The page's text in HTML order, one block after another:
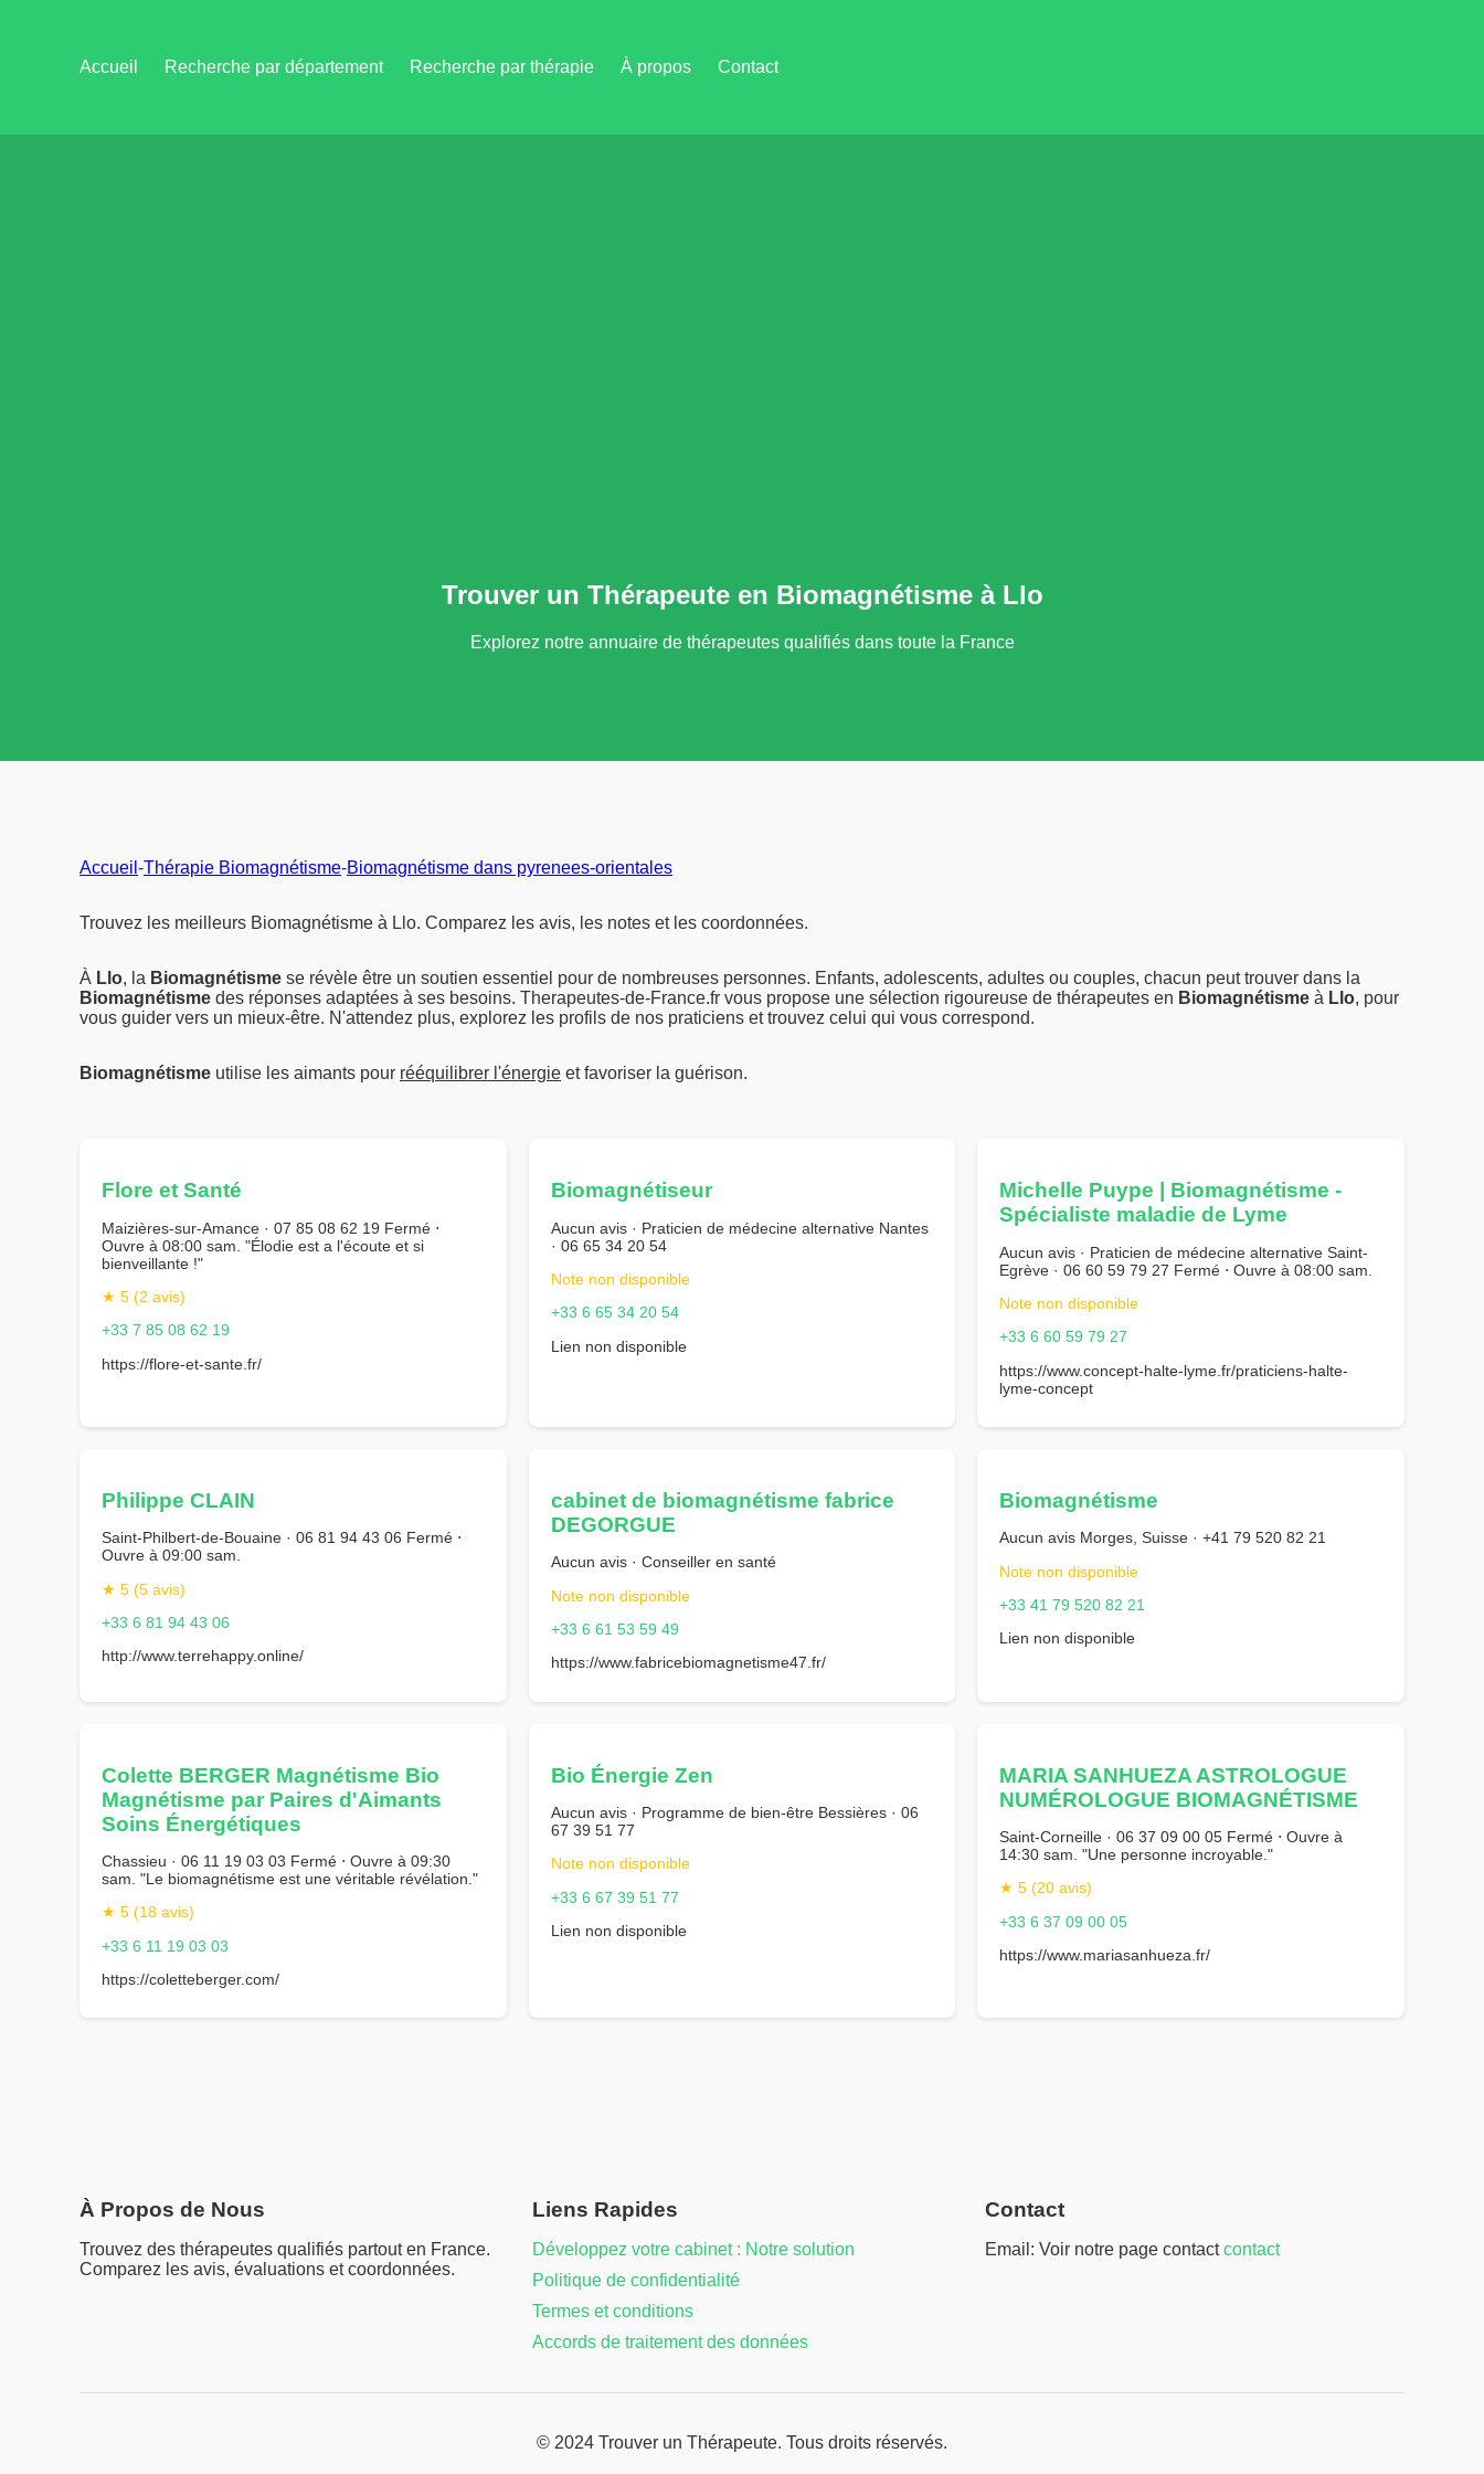
Accueil Recherche par département Recherche par thérapie À propos Contact
Trouver un Thérapeute en Biomagnétisme à Llo
Explorez notre annuaire de thérapeutes qualifiés dans toute la France
Accueil -Thérapie Biomagnétisme-Biomagnétisme dans pyrenees-orientales
Trouvez les meilleurs Biomagnétisme à Llo. Comparez les avis, les notes et les coordonnées.
À Llo, la Biomagnétisme se révèle être un soutien essentiel pour de nombreuses personnes. Enfants, adolescents, adultes ou couples, chacun peut trouver dans la
Biomagnétisme des réponses adaptées à ses besoins. Therapeutes-de-France.fr vous propose une sélection rigoureuse de thérapeutes en Biomagnétisme à Llo, pour
vous guider vers un mieux-être. N'attendez plus, explorez les profils de nos praticiens et trouvez celui qui vous correspond.
Biomagnétisme utilise les aimants pour rééquilibrer l'énergie et favoriser la guérison.
Flore et Santé
Maizières-sur-Amance · 07 85 08 62 19 Fermé ⋅
Ouvre à 08:00 sam. "Élodie est a l'écoute et si
bienveillante !"
★ 5 (2 avis)
+33 7 85 08 62 19
https://flore-et-sante.fr/
Biomagnétiseur
Aucun avis · Praticien de médecine alternative Nantes
· 06 65 34 20 54
Note non disponible
+33 6 65 34 20 54
Lien non disponible
Michelle Puype | Biomagnétisme -
Spécialiste maladie de Lyme
Aucun avis · Praticien de médecine alternative Saint-
Egrève · 06 60 59 79 27 Fermé ⋅ Ouvre à 08:00 sam.
Note non disponible
+33 6 60 59 79 27
https://www.concept-halte-lyme.fr/praticiens-halte-
lyme-concept
Philippe CLAIN
Saint-Philbert-de-Bouaine · 06 81 94 43 06 Fermé ⋅
Ouvre à 09:00 sam.
★ 5 (5 avis)
+33 6 81 94 43 06
http://www.terrehappy.online/
cabinet de biomagnétisme fabrice
DEGORGUE
Aucun avis · Conseiller en santé
Note non disponible
+33 6 61 53 59 49
https://www.fabricebiomagnetisme47.fr/
Biomagnétisme
Aucun avis Morges, Suisse · +41 79 520 82 21
Note non disponible
+33 41 79 520 82 21
Lien non disponible
Colette BERGER Magnétisme Bio
Magnétisme par Paires d'Aimants
Soins Énergétiques
Chassieu · 06 11 19 03 03 Fermé ⋅ Ouvre à 09:30
sam. "Le biomagnétisme est une véritable révélation."
★ 5 (18 avis)
+33 6 11 19 03 03
https://coletteberger.com/
Bio Énergie Zen
Aucun avis · Programme de bien-être Bessières · 06
67 39 51 77
Note non disponible
+33 6 67 39 51 77
Lien non disponible
MARIA SANHUEZA ASTROLOGUE
NUMÉROLOGUE BIOMAGNÉTISME
Saint-Corneille · 06 37 09 00 05 Fermé ⋅ Ouvre à
14:30 sam. "Une personne incroyable."
★ 5 (20 avis)
+33 6 37 09 00 05
https://www.mariasanhueza.fr/
À Propos de Nous
Trouvez des thérapeutes qualifiés partout en France.
Comparez les avis, évaluations et coordonnées.
Liens Rapides
Développez votre cabinet : Notre solution
Politique de confidentialité
Termes et conditions
Accords de traitement des données
Contact
Email: Voir notre page contactcontact
© 2024 Trouver un Thérapeute. Tous droits réservés.